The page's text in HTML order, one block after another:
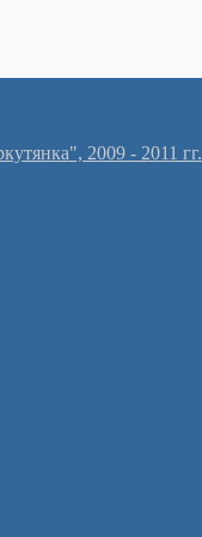
2009 - 2011 гг.